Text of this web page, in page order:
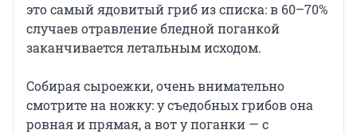
это самый ядовитый гриб из списка: в 60–70%
случаев отравление бледной поганкой
заканчивается летальным исходом.
Собирая сыроежки, очень внимательно
смотрите на ножку: у съедобных грибов она
ровная и прямая, а вот у поганки — с